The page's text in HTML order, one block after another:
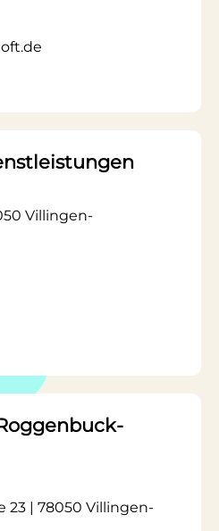
Villingen-
23 | 78050 Villingen-